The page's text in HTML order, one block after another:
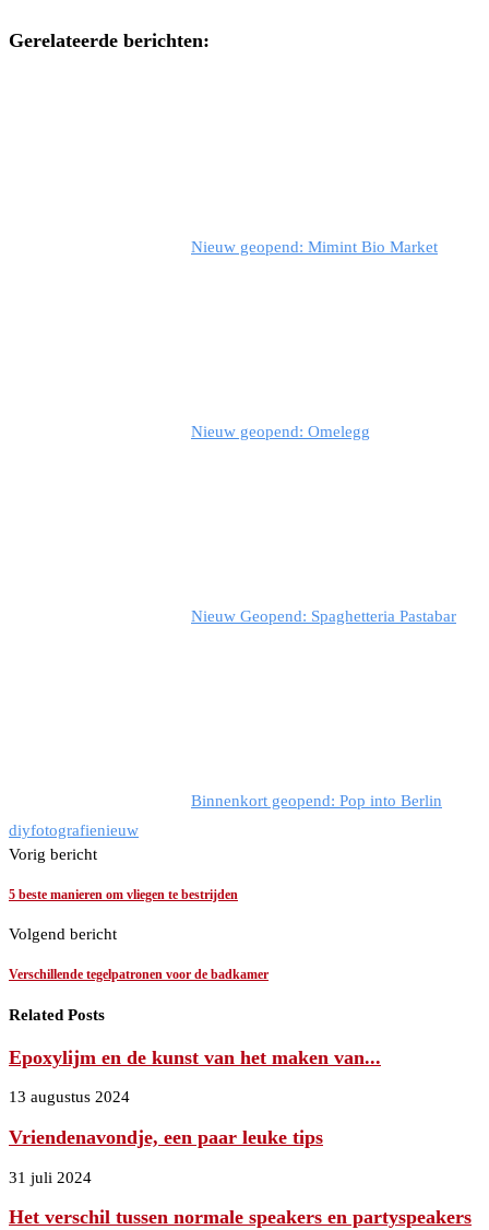
Gerelateerde berichten:
Nieuw geopend: Mimint Bio Market
Nieuw geopend: Omelegg
Nieuw Geopend: Spaghetteria Pastabar
Binnenkort geopend: Pop into Berlin
diyfotografienieuw
Vorig bericht
5 beste manieren om vliegen te bestrijden
Volgend bericht
Verschillende tegelpatronen voor de badkamer
Related Posts
Epoxylijm en de kunst van het maken van...
13 augustus 2024
Vriendenavondje, een paar leuke tips
31 juli 2024
Het verschil tussen normale speakers en partyspeakers